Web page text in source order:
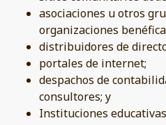
asociaciones u otros
organizaciones
distribuidores de
portales de internet;
despachos de
consultores; y
Instituciones